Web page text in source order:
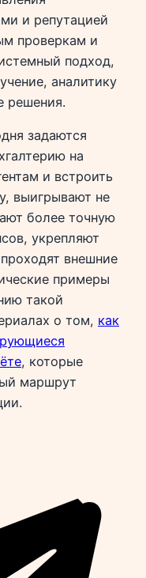
и репутацией
проверкам и
подход,
аналитику
решения.
задаются
на
и встроить
выигрывают не
более точную
укрепляют
внешние
примеры
такой
о том, как
, которые
маршрут